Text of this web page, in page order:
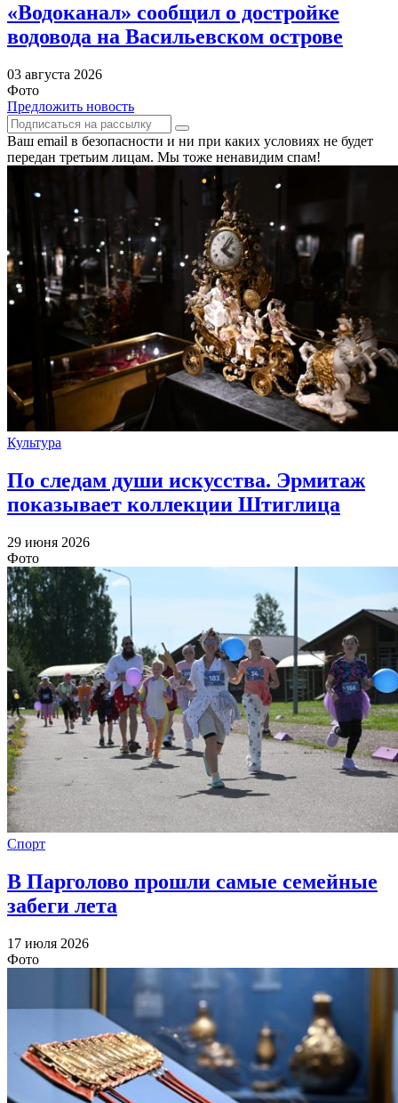
«Водоканал» сообщил о достройке
водовода на Васильевском острове
03 августа 2026
Фото
Предложить новость
Ваш email в безопасности и ни при каких условиях не будет
передан третьим лицам. Мы тоже ненавидим спам!
Культура
По следам души искусства. Эрмитаж
показывает коллекции Штиглица
29 июня 2026
Фото
Спорт
В Парголово прошли самые семейные
забеги лета
17 июля 2026
Фото